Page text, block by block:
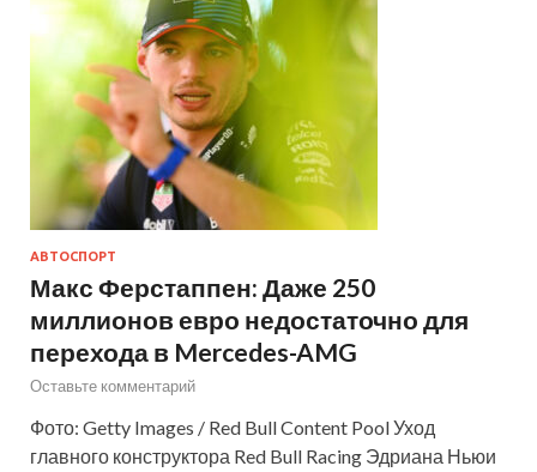
АВТОСПОРТ
Макс Ферстаппен: Даже 250
миллионов евро недостаточно для
перехода в Mercedes-AMG
Оставьте комментарий
Фото: Getty Images / Red Bull Content Pool Уход
главного конструктора Red Bull Racing Эдриана Ньюи